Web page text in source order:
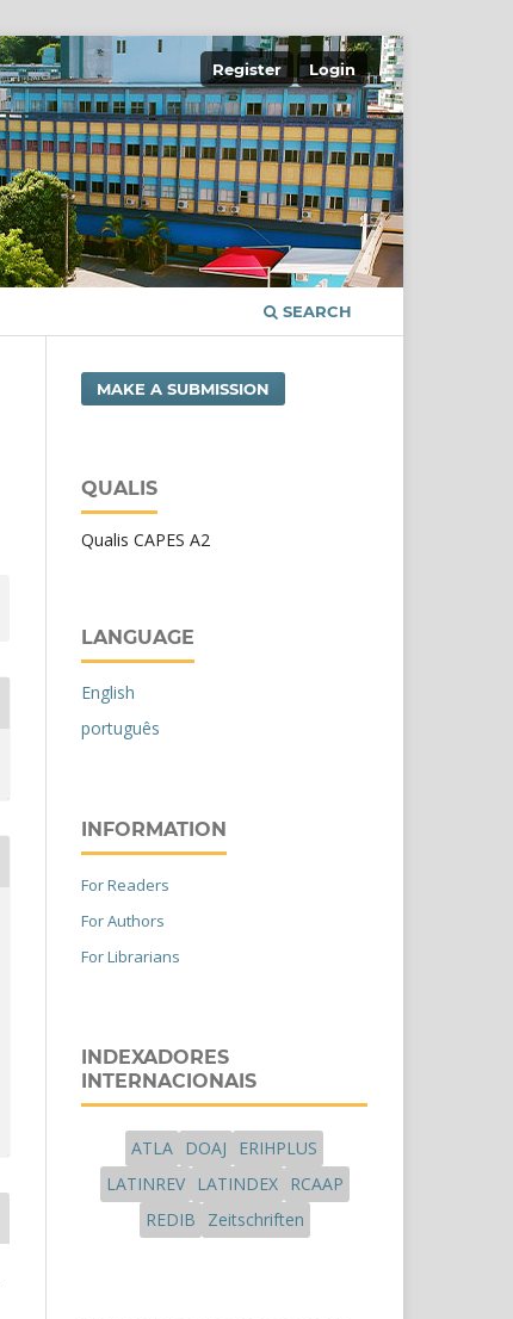
SEARCH
Register Login
MAKE A SUBMISSION
QUALIS
Qualis CAPES A2
LANGUAGE
English
português
INFORMATION
For Readers
For Authors
For Librarians
INDEXADORES
INTERNACIONAIS
ATLA DOAJ
ERIHPLUS
LATINREV
LATINDEX
RCAAP
REDIB
Zeitschriften